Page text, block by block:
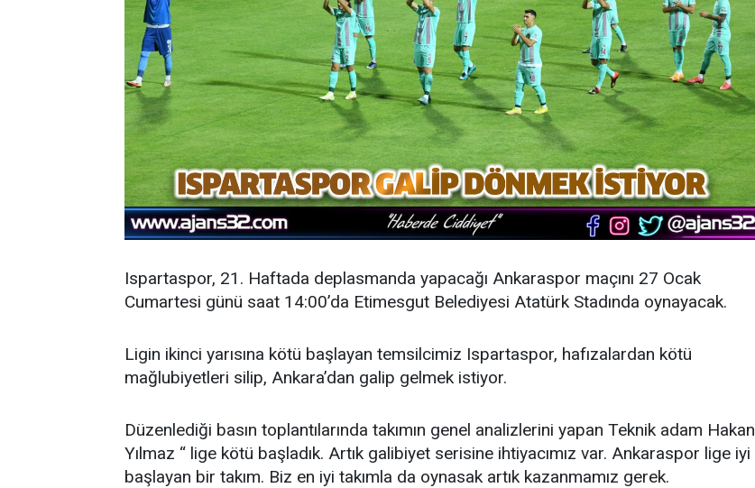
Ispartaspor, 21. Haftada deplasmanda yapacağı Ankaraspor maçını 27 Ocak
Cumartesi günü saat 14:00’da Etimesgut Belediyesi Atatürk Stadında oynayacak.
Ligin ikinci yarısına kötü başlayan temsilcimiz Ispartaspor, hafızalardan kötü
mağlubiyetleri silip, Ankara’dan galip gelmek istiyor.
Düzenlediği basın toplantılarında takımın genel analizlerini yapan Teknik adam Hakan
Yılmaz “ lige kötü başladık. Artık galibiyet serisine ihtiyacımız var. Ankaraspor lige iyi
başlayan bir takım. Biz en iyi takımla da oynasak artık kazanmamız gerek.